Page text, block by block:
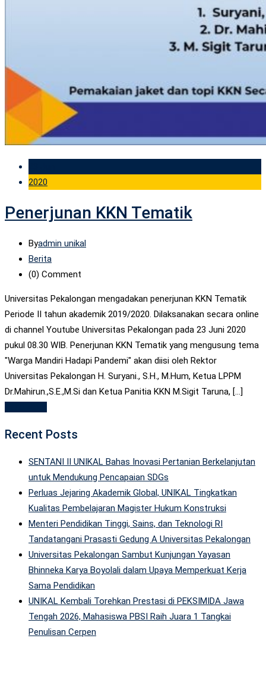
2020
Penerjunan KKN Tematik
Byadmin unikal
Berita
(0) Comment
Universitas Pekalongan mengadakan penerjunan KKN Tematik
Periode II tahun akademik 2019/2020. Dilaksanakan secara online
di channel Youtube Universitas Pekalongan pada 23 Juni 2020
pukul 08.30 WIB. Penerjunan KKN Tematik yang mengusung tema
"Warga Mandiri Hadapi Pandemi" akan diisi oleh Rektor
Universitas Pekalongan H. Suryani., S.H., M.Hum, Ketua LPPM
Dr.Mahirun.,S.E.,M.Si dan Ketua Panitia KKN M.Sigit Taruna, [...]
Recent Posts
SENTANI II UNIKAL Bahas Inovasi Pertanian Berkelanjutan
untuk Mendukung Pencapaian SDGs
Perluas Jejaring Akademik Global, UNIKAL Tingkatkan
Kualitas Pembelajaran Magister Hukum Konstruksi
Menteri Pendidikan Tinggi, Sains, dan Teknologi RI
Tandatangani Prasasti Gedung A Universitas Pekalongan
Universitas Pekalongan Sambut Kunjungan Yayasan
Bhinneka Karya Boyolali dalam Upaya Memperkuat Kerja
Sama Pendidikan
UNIKAL Kembali Torehkan Prestasi di PEKSIMIDA Jawa
Tengah 2026, Mahasiswa PBSI Raih Juara 1 Tangkai
Penulisan Cerpen